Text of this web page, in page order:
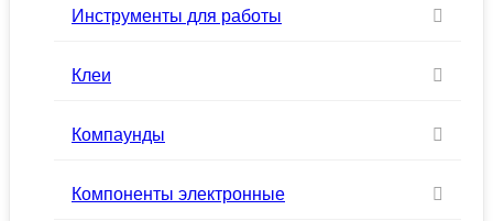
Инструменты для работы
Клеи
Компаунды
Компоненты электронные